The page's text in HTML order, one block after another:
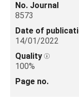
No. Journal
8573
Date of
14/01/2022
Quality
100%
Page no.